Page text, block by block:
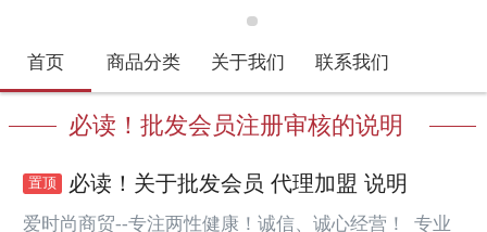
首页 商品分类 关于我们 联系我们
必读！批发会员注册审核的说明
必读！关于批发会员 代理加盟 说明
爱时尚商贸--专注两性健康！诚信、诚心经营！ 专业